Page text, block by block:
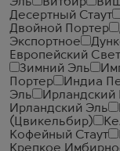
Десертный Стаут
Двойной Портер
Экспортное
Европейский
Зимний Эль
Портер
Индиа
Эль
Ирландский
Ирландский Эль
(Цвикельбир)
Кофейный Стаут